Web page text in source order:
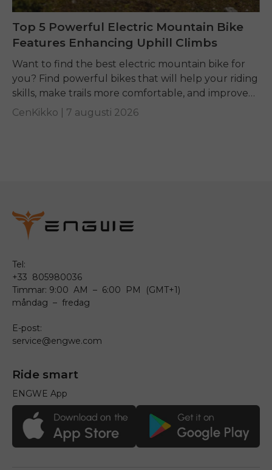
Top 5 Powerful Electric Mountain Bike
Features Enhancing Uphill Climbs
Want to find the best electric mountain bike for
you? Find powerful bikes that will help your riding
skills, make trails more comfortable, and improve
performance on any terrain.
CenKikko | 7 augusti 2026
Tel:
+33 805980036
Timmar: 9:00 AM – 6:00 PM (GMT+1)
måndag – fredag
E-post:
service@engwe.com
Ride smart
ENGWE App